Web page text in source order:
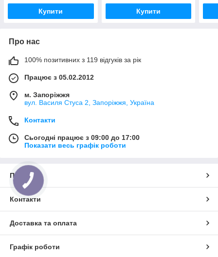
Купити Купити
Про нас
100% позитивних з 119 відгуків за рік
Працює з 05.02.2012
м. Запоріжжя
вул. Василя Стуса 2, Запоріжжя, Україна
Контакти
Сьогодні працює з 09:00 до 17:00
Показати весь графік роботи
Про нас
Контакти
Доставка та оплата
Графік роботи